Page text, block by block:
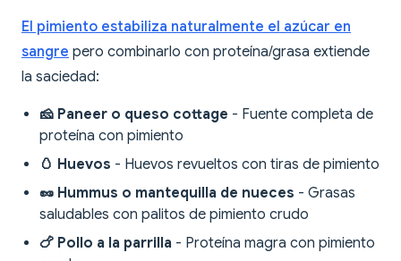
El pimiento estabiliza naturalmente el azúcar en
sangre pero combinarlo con proteína/grasa extiende
la saciedad:
🧀 Paneer o queso cottage - Fuente completa de
proteína con pimiento
🥚 Huevos - Huevos revueltos con tiras de pimiento
🥜 Hummus o mantequilla de nueces - Grasas
saludables con palitos de pimiento crudo
🍗 Pollo a la parrilla - Proteína magra con pimiento